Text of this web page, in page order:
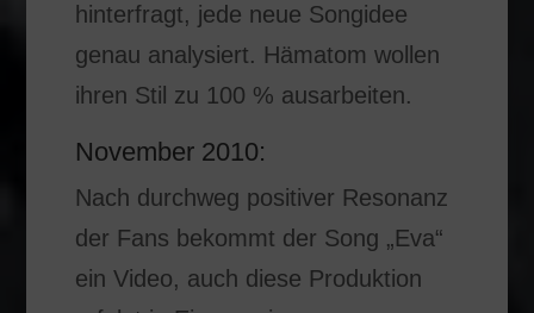
hinterfragt, jede neue Songidee
genau analysiert. Hämatom wollen
ihren Stil zu 100 % ausarbeiten.
November 2010:
Nach durchweg positiver Resonanz
der Fans bekommt der Song „Eva“
ein Video, auch diese Produktion